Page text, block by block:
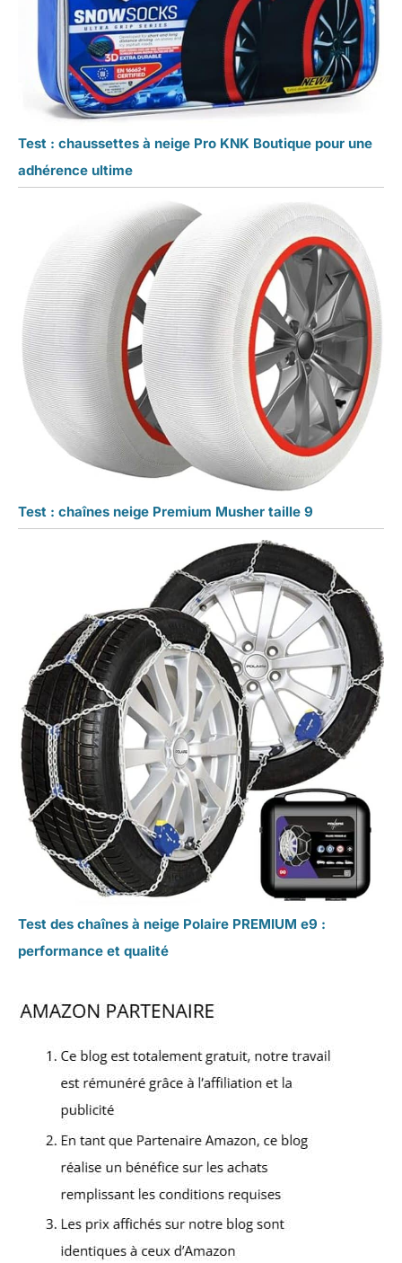
Test : chaussettes à neige Pro KNK Boutique pour une
adhérence ultime
Test : chaînes neige Premium Musher taille 9
Test des chaînes à neige Polaire PREMIUM e9 :
performance et qualité